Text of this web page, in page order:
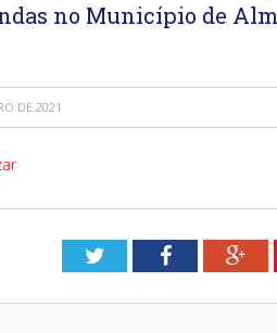
no Município de
DE 2021
TwitterFacebook